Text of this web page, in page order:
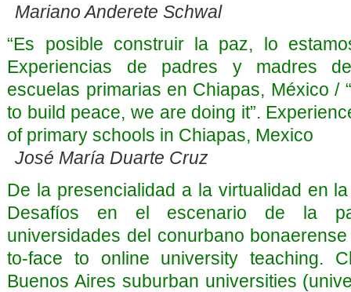
Mariano Anderete Schwal
“Es posible construir la paz, lo
Experiencias de padres y madres
escuelas primarias en Chiapas, México /
to build peace, we are doing it”.
of primary schools in Chiapas, Mexico
José María Duarte Cruz
De la presencialidad a la virtualidad en
Desafíos en el escenario de la
universidades del conurbano
to-face to online university teaching.
Buenos Aires suburban universities